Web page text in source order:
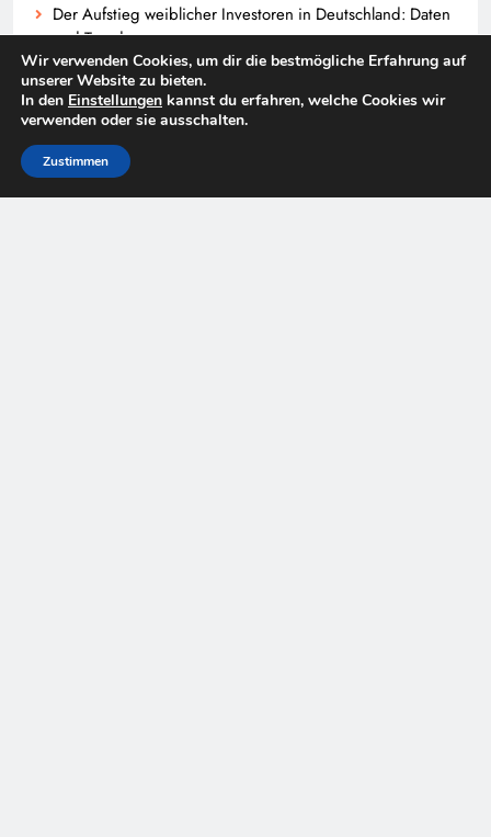
Der Aufstieg weiblicher Investoren in Deutschland: Daten
und Trends
Inflationsschutz-Investitionsstrategien im Trend unter
deutschen Investoren
Fintech-Trends in kleinen und mittleren Unternehmen
(KMU) in Deutschland
Wir verwenden Cookies, um dir die bestmögliche Erfahrung auf
unserer Website zu bieten.
In den Einstellungen kannst du erfahren, welche Cookies wir
verwenden oder sie ausschalten.
Zustimmen